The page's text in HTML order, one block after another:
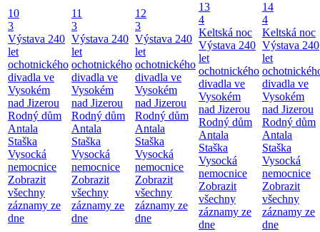
10
3
Výstava 240
let
ochotnického
divadla ve
Vysokém
nad Jizerou
Rodný dům
Antala
Staška
Vysocká
nemocnice
Zobrazit
všechny
záznamy ze
dne
11
3
Výstava 240
let
ochotnického
divadla ve
Vysokém
nad Jizerou
Rodný dům
Antala
Staška
Vysocká
nemocnice
Zobrazit
všechny
záznamy ze
dne
12
3
Výstava 240
let
ochotnického
divadla ve
Vysokém
nad Jizerou
Rodný dům
Antala
Staška
Vysocká
nemocnice
Zobrazit
všechny
záznamy ze
dne
13
4
Keltská noc
Výstava 240
let
ochotnického
divadla ve
Vysokém
nad Jizerou
Rodný dům
Antala
Staška
Vysocká
nemocnice
Zobrazit
všechny
záznamy ze
dne
14
4
Keltská noc
Výstava 240
let
divadla ve
Vysokém
nad Jizerou
Rodný dům
Antala
Staška
Vysocká
nemocnice
Zobrazit
všechny
záznamy ze
dne